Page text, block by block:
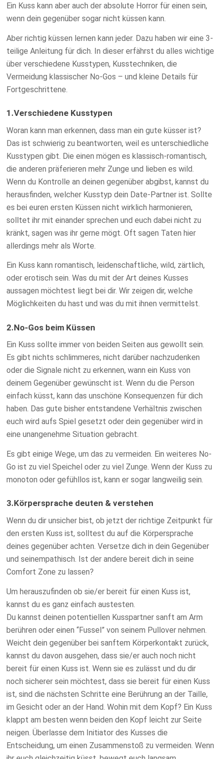
Ein Kuss kann aber auch der absolute Horror für einen sein,
wenn dein gegenüber sogar nicht küssen kann.
Aber richtig küssen lernen kann jeder. Dazu haben wir eine 3-
teilige Anleitung für dich. In dieser erfährst du alles wichtige
über verschiedene Kusstypen, Kusstechniken, die
Vermeidung klassischer No-Gos – und kleine Details für
Fortgeschrittene.
1.Verschiedene Kusstypen
Woran kann man erkennen, dass man ein gute küsser ist?
Das ist schwierig zu beantworten, weil es unterschiedliche
Kusstypen gibt. Die einen mögen es klassisch-romantisch,
die anderen präferieren mehr Zunge und lieben es wild.
Wenn du Kontrolle an deinen gegenüber abgibst, kannst du
herausfinden, welcher Kusstyp dein Date-Partner ist. Sollte
es bei euren ersten Küssen nicht wirklich harmonieren,
solltet ihr mit einander sprechen und euch dabei nicht zu
kränkt, sagen was ihr gerne mögt. Oft sagen Taten hier
allerdings mehr als Worte.
Ein Kuss kann romantisch, leidenschaftliche, wild, zärtlich,
oder erotisch sein. Was du mit der Art deines Kusses
aussagen möchtest liegt bei dir. Wir zeigen dir, welche
Möglichkeiten du hast und was du mit ihnen vermittelst.
2.No-Gos beim Küssen
Ein Kuss sollte immer von beiden Seiten aus gewollt sein.
Es gibt nichts schlimmeres, nicht darüber nachzudenken
oder die Signale nicht zu erkennen, wann ein Kuss von
deinem Gegenüber gewünscht ist. Wenn du die Person
einfach küsst, kann das unschöne Konsequenzen für dich
haben. Das gute bisher entstandene Verhältnis zwischen
euch wird aufs Spiel gesetzt oder dein gegenüber wird in
eine unangenehme Situation gebracht.
Es gibt einige Wege, um das zu vermeiden. Ein weiteres No-
Go ist zu viel Speichel oder zu viel Zunge. Wenn der Kuss zu
monoton oder gefühllos ist, kann er sogar langweilig sein.
3.Körpersprache deuten & verstehen
Wenn du dir unsicher bist, ob jetzt der richtige Zeitpunkt für
den ersten Kuss ist, solltest du auf die Körpersprache
deines gegenüber achten. Versetze dich in dein Gegenüber
und seinempathisch. Ist der andere bereit dich in seine
Comfort Zone zu lassen?
Um herauszufinden ob sie/er bereit für einen Kuss ist,
kannst du es ganz einfach austesten.
Du kannst deinen potentiellen Kusspartner sanft am Arm
berühren oder einen “Fussel” von seinem Pullover nehmen.
Weicht dein gegenüber bei sanftem Körperkontakt zurück,
kannst du davon ausgehen, dass sie/er auch noch nicht
bereit für einen Kuss ist. Wenn sie es zulässt und du dir
noch sicherer sein möchtest, dass sie bereit für einen Kuss
ist, sind die nächsten Schritte eine Berührung an der Taille,
im Gesicht oder an der Hand. Wohin mit dem Kopf? Ein Kuss
klappt am besten wenn beiden den Kopf leicht zur Seite
neigen. Überlasse dem Initiator des Kusses die
Entscheidung, um einen Zusammenstoß zu vermeiden. Wenn